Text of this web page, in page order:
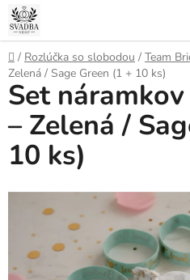
Prejsť
na
obsah
Domov
/ Rozlúčka so slobodou / Team
Zelená / Sage Green (1 + 10 ks)
Set
– Zelená /
10 ks)